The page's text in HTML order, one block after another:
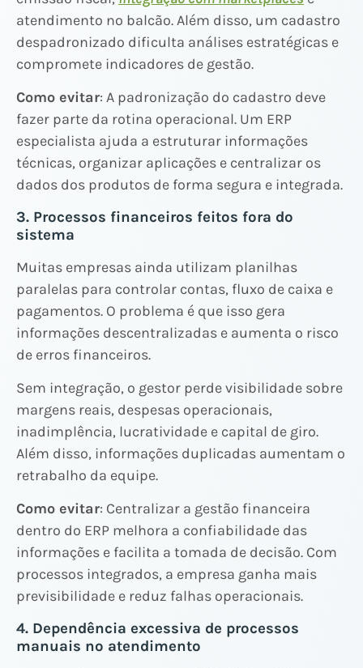
atendimento no balcão. Além disso, um cadastro
despadronizado dificulta análises estratégicas e
compromete indicadores de gestão.
Como evitar: A padronização do cadastro deve
fazer parte da rotina operacional. Um ERP
especialista ajuda a estruturar informações
técnicas, organizar aplicações e centralizar os
dados dos produtos de forma segura e integrada.
3. Processos financeiros feitos fora do
sistema
Muitas empresas ainda utilizam planilhas
paralelas para controlar contas, fluxo de caixa e
pagamentos. O problema é que isso gera
informações descentralizadas e aumenta o risco
de erros financeiros.
Sem integração, o gestor perde visibilidade sobre
margens reais, despesas operacionais,
inadimplência, lucratividade e capital de giro.
Além disso, informações duplicadas aumentam o
retrabalho da equipe.
Como evitar: Centralizar a gestão financeira
dentro do ERP melhora a confiabilidade das
informações e facilita a tomada de decisão. Com
processos integrados, a empresa ganha mais
previsibilidade e reduz falhas operacionais.
4. Dependência excessiva de processos
manuais no atendimento